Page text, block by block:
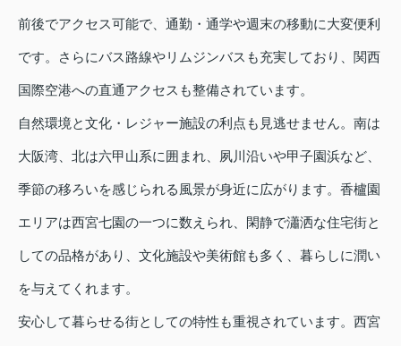
前後でアクセス可能で、通勤・通学や週末の移動に大変便利
です。さらにバス路線やリムジンバスも充実しており、関西
国際空港への直通アクセスも整備されています。
自然環境と文化・レジャー施設の利点も見逃せません。南は
大阪湾、北は六甲山系に囲まれ、夙川沿いや甲子園浜など、
季節の移ろいを感じられる風景が身近に広がります。香櫨園
エリアは西宮七園の一つに数えられ、閑静で瀟洒な住宅街と
しての品格があり、文化施設や美術館も多く、暮らしに潤い
を与えてくれます。
安心して暮らせる街としての特性も重視されています。西宮